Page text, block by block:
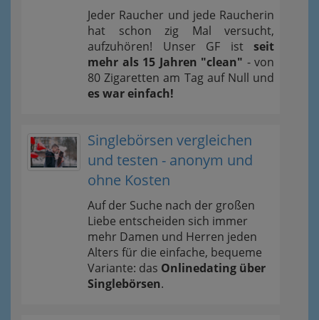
Jeder Raucher und jede Raucherin
hat schon zig Mal versucht,
aufzuhören! Unser GF ist seit
mehr als 15 Jahren "clean" - von
80 Zigaretten am Tag auf Null und
es war einfach!
Singlebörsen vergleichen
und testen - anonym und
ohne Kosten
Auf der Suche nach der großen
Liebe entscheiden sich immer
mehr Damen und Herren jeden
Alters für die einfache, bequeme
Variante: das Onlinedating über
Singlebörsen.